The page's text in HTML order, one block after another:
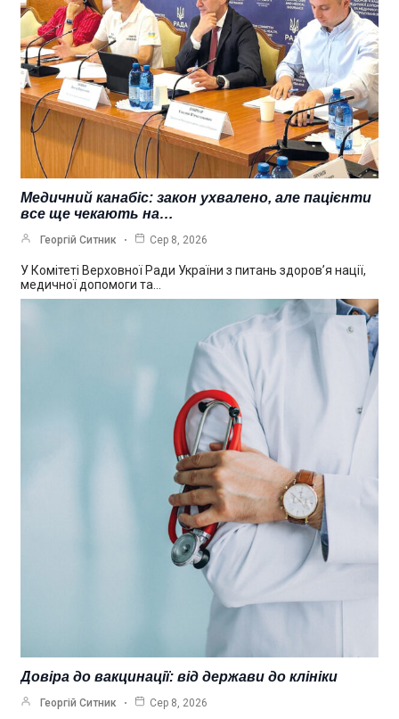
Медичний канабіс: закон ухвалено, але пацієнти
все ще чекають на…
Георгій Ситник Сер 8, 2026
У Комітеті Верховної Ради України з питань здоров’я нації,
медичної допомоги та…
Довіра до вакцинації: від держави до клініки
Георгій Ситник Сер 8, 2026